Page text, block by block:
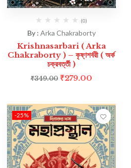
(0)
By : Arka Chakraborty
Krishnasarbari ( Arka
Chakraborty ) – কৃষ্ণশর্বরী ( অর্ক
চক্রবর্ত্তী )
₹349.00 ₹279.00
-25%